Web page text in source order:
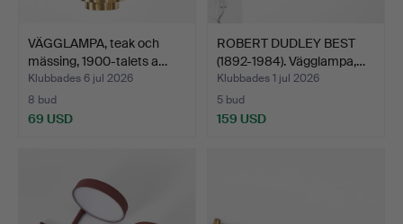
VÄGGLAMPA, teak och
mässing, 1900-talets a…
Klubbades 6 jul 2026
8 bud
69 USD
ROBERT DUDLEY BEST
(1892-1984). Vägglampa,…
Klubbades 1 jul 2026
5 bud
159 USD